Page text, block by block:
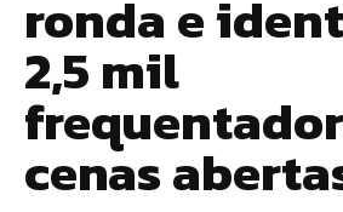
ronda e
2,5 mil
cenas